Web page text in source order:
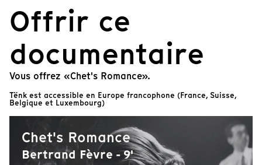
Offrir ce
documentaire
Vous offrez «Chet's Romance».
Tënk est accessible en Europe francophone (France, Suisse,
Belgique et Luxembourg)
Chet's Romance
Bertrand Fèvre - 9'